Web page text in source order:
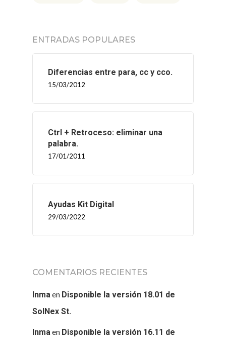
ENTRADAS POPULARES
Diferencias entre para, cc y cco.
15/03/2012
Ctrl + Retroceso: eliminar una
palabra.
17/01/2011
Ayudas Kit Digital
29/03/2022
COMENTARIOS RECIENTES
Inmaen Disponible la versión 18.01 de
SolNex St.
Inmaen Disponible la versión 16.11 de
SOLNEX
BLOG